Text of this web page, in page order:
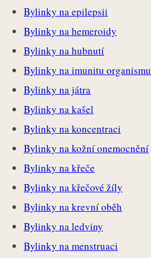
Bylinky na epilepsii
Bylinky na hemeroidy
Bylinky na hubnutí
Bylinky na imunitu organismu
Bylinky na játra
Bylinky na kašel
Bylinky na koncentraci
Bylinky na kožní onemocnění
Bylinky na křeče
Bylinky na křečové žíly
Bylinky na krevní oběh
Bylinky na ledviny
Bylinky na menstruaci